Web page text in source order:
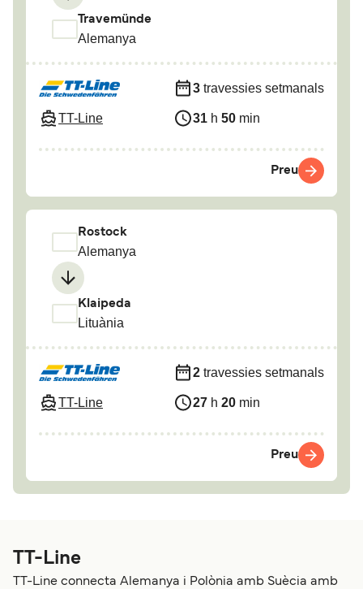
Travemünde
Alemanya
TT-Line
3 travessies setmanals
31 h 50 min
Preu
Rostock
Alemanya
Klaipeda
Lituània
TT-Line
2 travessies setmanals
27 h 20 min
Preu
TT-Line
TT-Line connecta Alemanya i Polònia amb Suècia amb